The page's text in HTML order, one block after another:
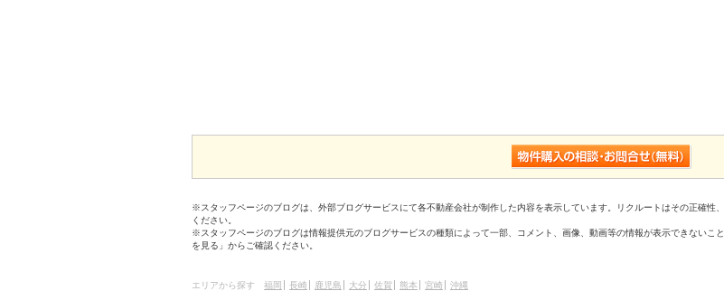
※スタッフページのブログは、外部ブログサービスにて各不動産会社が制作した内容を表示しています。リクルートはその正確性
ください。
※スタッフページのブログは情報提供元のブログサービスの種類によって一部、コメント、画像、動画等の情報が表示できないこ
を見る」からご確認ください。
エリアから探す 福岡 長崎 鹿児島 大分 佐賀 熊本 宮崎
沖縄